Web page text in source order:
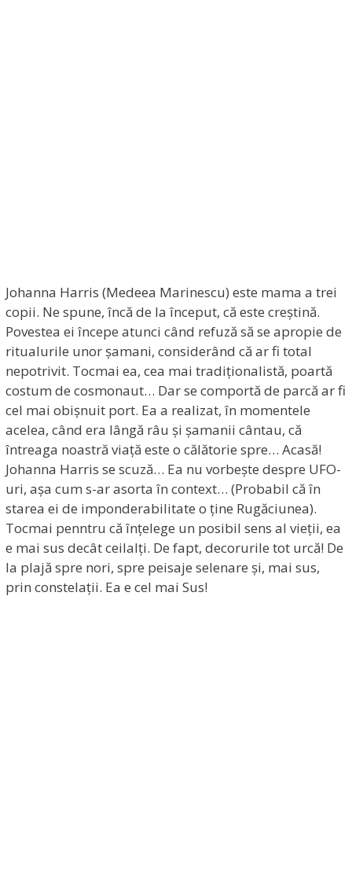
Johanna Harris (Medeea Marinescu) este mama a trei
copii. Ne spune, încă de la început, că este creștină.
Povestea ei începe atunci când refuză să se apropie de
ritualurile unor șamani, considerând că ar fi total
nepotrivit. Tocmai ea, cea mai tradiționalistă, poartă
costum de cosmonaut… Dar se comportă de parcă ar fi
cel mai obișnuit port. Ea a realizat, în momentele
acelea, când era lângă râu și șamanii cântau, că
întreaga noastră viață este o călătorie spre… Acasă!
Johanna Harris se scuză… Ea nu vorbește despre UFO-
uri, așa cum s-ar asorta în context… (Probabil că în
starea ei de imponderabilitate o ține Rugăciunea).
Tocmai penntru că înțelege un posibil sens al vieții, ea
e mai sus decât ceilalți. De fapt, decorurile tot urcă! De
la plajă spre nori, spre peisaje selenare și, mai sus,
prin constelații. Ea e cel mai Sus!